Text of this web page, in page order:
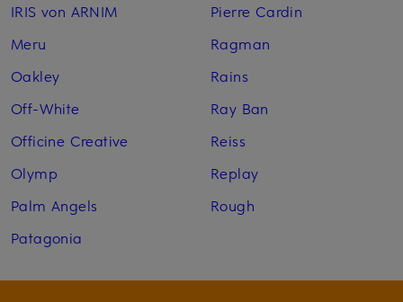
IRIS von ARNIM
Meru
Oakley
Off-White
Officine Creative
Olymp
Palm Angels
Patagonia
Pierre Cardin
Ragman
Rains
Ray Ban
Reiss
Replay
Rough